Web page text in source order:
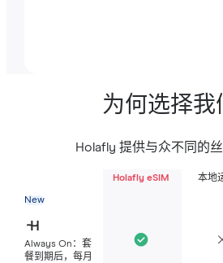
为何选择我
Holafly 提供与众不同的
Holafly eSIM 本地
New
Always On：套
餐到期后，每月